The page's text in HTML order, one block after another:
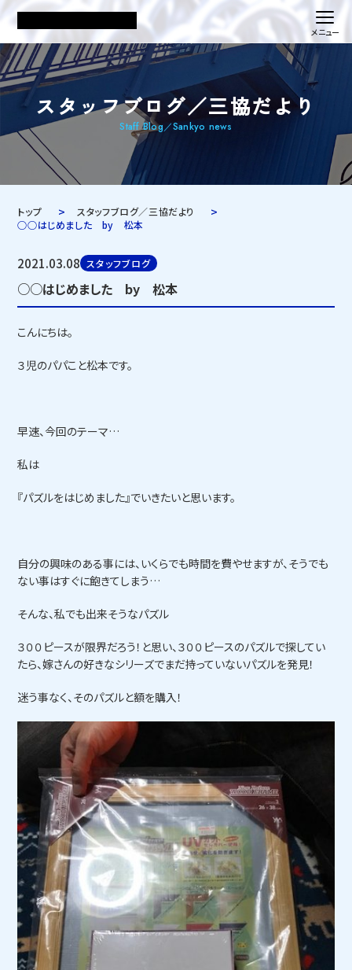
スタッフブログ／三協だより
Staff Blog／Sankyo news
トップ
スタッフブログ／三協だより
○○はじめました by 松本
2021.03.08 スタッフブログ
○○はじめました by 松本
こんにちは。
３児のパパこと松本です。
早速、今回のテーマ…
私は
『パズルをはじめました』でいきたいと思います。
自分の興味のある事には、いくらでも時間を費やせますが、そうでも
ない事はすぐに飽きてしまう…
そんな、私でも出来そうなパズル
３００ピースが限界だろう！と思い、３００ピースのパズルで探してい
たら、嫁さんの好きなシリーズでまだ持っていないパズルを発見！
迷う事なく、そのパズルと額を購入！